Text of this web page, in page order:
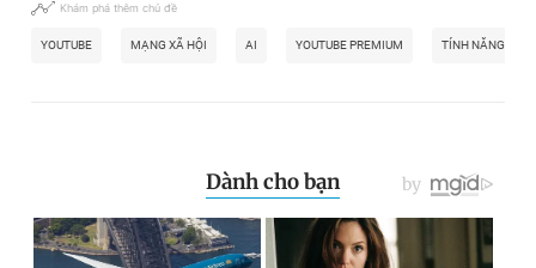
Khám phá thêm chủ đề
YOUTUBE MẠNG XÃ HỘI AI YOUTUBE PREMIUM TÍNH NĂNG MỚI